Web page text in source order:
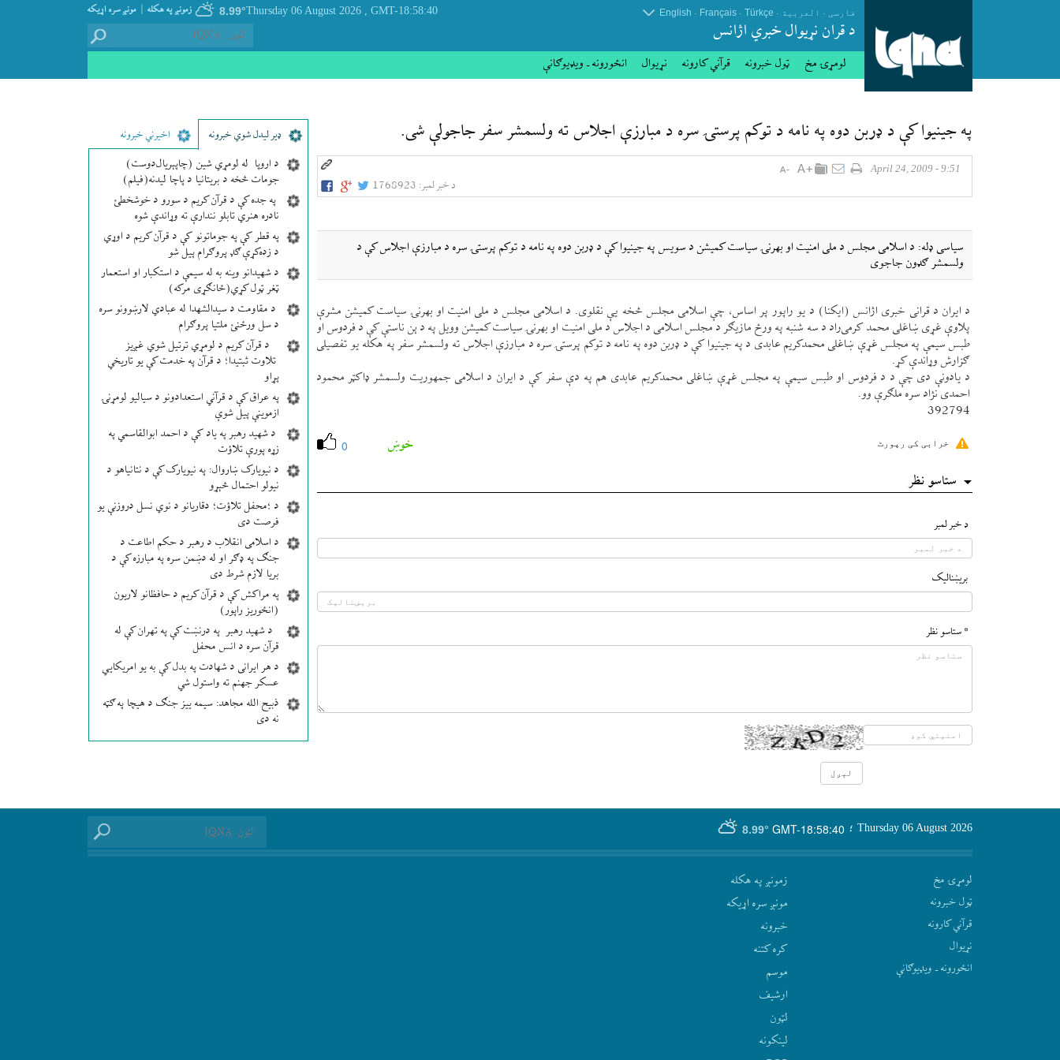
مونږ سره اړيکه | زمونږ په هکله 8.99° GMT-18:58:40
, Thursday 06 August 2026 فارسی . العربیة .
Türkçe
.
Français
.
English
د قران نړيوال خبري اژانس
لومړۍ مخ ټول خبرونه قرآني کارونه نړيوال انځورونه ـ ویډیوګانې
ډير لیدل شوي خبرونه اخیرني خبرونه
د اروپا له لومړي شین (چاپېریال‌دوست)
جومات څخه د بریتانیا د پاچا لیدنه(فیلم)
په جده کې د قرآن کریم د سورو د خوشخطئ
نادره هنري تابلو نندارې ته وړاندې شوه
په قطر کې په جوماتونو کې د قرآن کریم د اوړي
د زده‌کړې ګډ پروګرام پیل شو
د شهیدانو وینه به له سیمې د استکبار او استعمار
ټغر ټول کړي(ځانګړی مرکه)
د مقاومت د سیدالشهدا له عبادي لارښوونو سره
د سل ورځنئ ملتیا پروګرام
د قرآن کریم د لومړي ترتیل شوي غږیز
تلاوت ثبتیدا؛ د قرآن په خدمت کې یو تاریخي
پړاو
په عراق کې د قرآني استعدادونو د سیالیو لومړنۍ
ازموینې پیل شوې
د شهید رهبر په یاد کې د احمد ابوالقاسمي په
زړه پورې تلاؤت
د نیویارک ښاروال: په نیویارک کې د نتانیاهو د
نیولو احتمال څېړو
د ؛محفل تلاؤت؛ دقاریانو د نوي نسل دروزنې یو
فرصت دی
د اسلامی انقلاب د رهبر د حکم اطاعت د
جنګ په ډګر او له دښمن سره په مبارزه کې د
بریا لازم شرط دی
په مراکش کې د قرآن کریم د حافظانو لاریون
(انځوریز راپور)
د شهید رهبر په درنښت کې په تهران کې له
قرآن سره د انس محفل
د هر ایرانی د شهادت په بدل کې به یو امریکایي
عسکر جهنم ته واستول شي
ذبیح الله مجاهد: سیمه ییز جنګ د هیچا په ګټه
نه دی
په جينيوا كې د ډربن دوه په نامه د توكم پرستۍ سره د مبارزې اجلاس ته ولسمشر سفر جاجولې شی.
9:51 - April 24, 2009
د خبر لمبر: 1768923
سياسی ډله: د اسلامی مجلس د ملی امنيت او بهرنۍ سياست كميشن د سويس په جينيوا كې د ډربن دوه په نامه د توكم پرستۍ سره د مبارزې اجلاس كې د
ولسمشر ګډون جاجوی
د ايران د قرانی خبری اژانس (ايكنا) د يو راپور پر اساس، چې اسلامی مجلس څخه یې نقلوی. د اسلامی مجلس د ملی امنيت او بهرنۍ سياست كميشن مشرې
پلاوې غړی ښاغلی محمد كرمی‌راد د سه شنبه په ورځ مازیګر د مجلس اسلامی د اجلاس د ملی امنيت او بهرنۍ سياست كميشن وويل په د ېن ناستې كې د فردوس او
طبس سيمې په مجلس غړې ښاغلی محمدكريم عابدی د په جينيوا كې د ډربن دوه په نامه د توكم پرستۍ سره د مبارزې اجلاس ته ولسمشر سفر په هكله يو تفصيلی
ګزارش وړاندې كړ.
د يادونې دی چې د د فردوس او طبس سيمې په مجلس غړې ښاغلی محمدكريم عابدی هم په دې سفر كې د ايران د اسلامی جمهوريت ولسمشر ډاكټر محمود
احمدی نژاد سره ملګرې وو.
392794
0 خوښ خرابی کی رپورٹ
ستاسو نظر
د خبر لمبر
بريښناليک
* ستاسو نظر
GMT-18:58:40
8.99° Thursday 06 August 2026 ؛
لومړۍ مخ
ټول خبرونه
قرآني کارونه
نړيوال
انځورونه ـ ویډیوګانې
زمونږ په هکله
مونږ سره اړيکه
‫خبرونه
کره کتنه
موسم
ارشيف
لټون
لينکونه